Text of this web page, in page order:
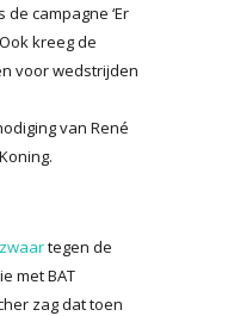
de campagne ‘Er
kreeg de
voor wedstrijden
van René
tegen de
met BAT
zag dat toen